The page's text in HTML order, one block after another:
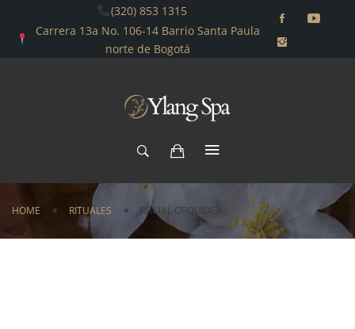
(320) 853 1315
Carrera 13a No. 106-14 Barrio Santa Paula
norte de Bogotá
HOME RITUALES RITUAL ORQUÍDEA